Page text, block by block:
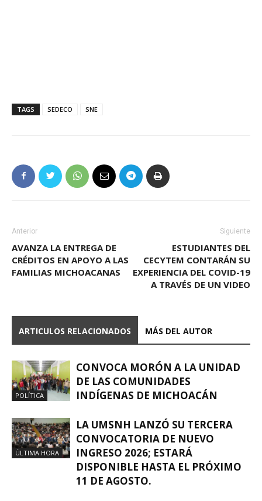
TAGS SEDECO SNE
Anterior
AVANZA LA ENTREGA DE
CRÉDITOS EN APOYO A LAS
FAMILIAS MICHOACANAS
Siguiente
ESTUDIANTES DEL
CECYTEM CONTARÁN SU
EXPERIENCIA DEL COVID-19
A TRAVÉS DE UN VIDEO
ARTICULOS RELACIONADOS MÁS DEL AUTOR
POLÍTICA
CONVOCA MORÓN A LA UNIDAD
DE LAS COMUNIDADES
INDÍGENAS DE MICHOACÁN
ÚLTIMA HORA
LA UMSNH LANZÓ SU TERCERA
CONVOCATORIA DE NUEVO
INGRESO 2026; ESTARÁ
DISPONIBLE HASTA EL PRÓXIMO
11 DE AGOSTO.